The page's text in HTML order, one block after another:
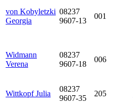
von Kobyletzki
Georgia
08237
9607-13
001
Widmann
Verena
08237
9607-18
006
Wittkopf Julia
08237
9607-35
205